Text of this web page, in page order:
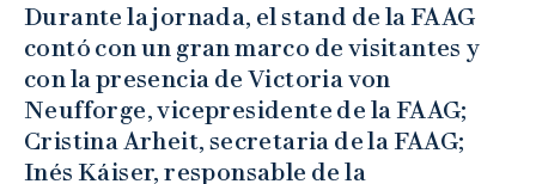
Durante la jornada, el stand de la FAAG
contó con un gran marco de visitantes y
con la presencia de Victoria von
Neufforge, vicepresidente de la FAAG;
Cristina Arheit, secretaria de la FAAG;
Inés Káiser, responsable de la